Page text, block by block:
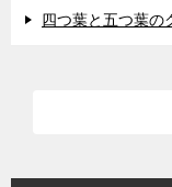
四つ葉と五つ葉の